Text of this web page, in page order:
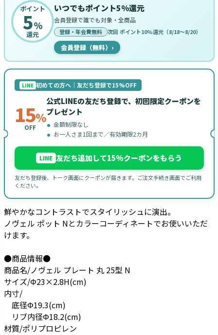
ポイント
5%
還元
いつでもポイント5%還元
会員登録で誰でも対象・全商品
登録・年会費無料 次回 ポイント10%還元（8/18〜8/20）
会員登録（無料） ›
LINE 初めての方へ｜友だち登録で15%OFF
15%
OFF
公式LINEの友だち登録で、初回限定クーポンを
プレゼント
金額制限なし
お一人さま1回まで／有効期限2カ月
LINE 友だち追加して15%クーポンをもらう
友だち登録後、トーク画面にクーポンが届きます。ご注文手続き画面でご利用
ください。
鮮やかなコントラストでスタイリッシュに演出。
ノヴェル ポット Nとカラーコーディネートでお使いいただ
けます。
●商品情報●
商品名/ノヴェル プレート 丸 25型 N
サイズ/Φ23×2.8H(cm)
内寸/
底径Φ19.3(cm)
リブ内径Φ18.2(cm)
材質/ポリプロピレン